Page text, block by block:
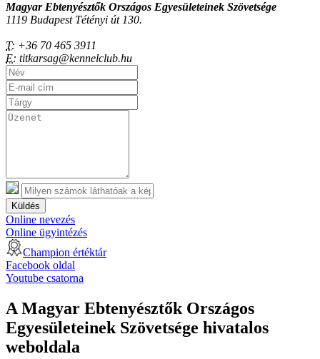
Magyar Ebtenyésztők Országos Egyesületeinek Szövetsége
1119 Budapest Tétényi út 130.
T: +36 70 465 3911
E: titkarsag@kennelclub.hu
Küldés
Online nevezés
Online ügyintézés
Champion értéktár
Facebook oldal
Youtube csatorna
A Magyar Ebtenyésztők Országos
Egyesületeinek Szövetsége hivatalos
weboldala